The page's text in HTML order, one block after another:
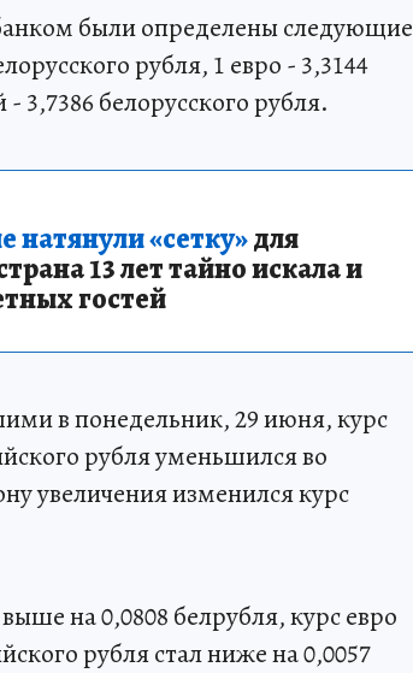
были определены следующие
рубля, 1 евро - 3,3144
3,7386 белорусского рубля.
«сетку»для
13 лет тайно искала и
гостей
в понедельник, 29 июня, курс
рубля уменьшился во
увеличения изменился курс
на 0,0808 белрубля, курс евро
рубля стал ниже на 0,0057